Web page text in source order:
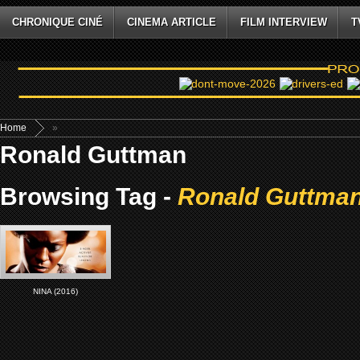
CHRONIQUE CINÉ CINEMA ARTICLE FILM INTERVIEW
Home »
Ronald Guttman
Browsing Tag -Ronald
NINA (2016)